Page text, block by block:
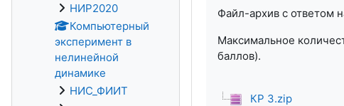
Файл-архив с ответом
Максимальное
баллов).
КР 3.zip
НИР2020
Компьютерный
эксперимент в
нелинейной
динамике
НИС_ФИИТ